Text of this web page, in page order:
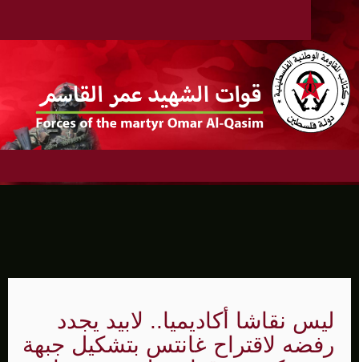
ليس نقاشا أكاديميا.. لابيد يجدد
رفضه لاقتراح غانتس بتشكيل جبهة